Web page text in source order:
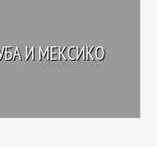
И МЕКСИКО